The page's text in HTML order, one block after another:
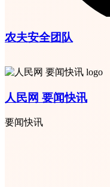
农夫安全团队
人民网 要闻快讯
要闻快讯